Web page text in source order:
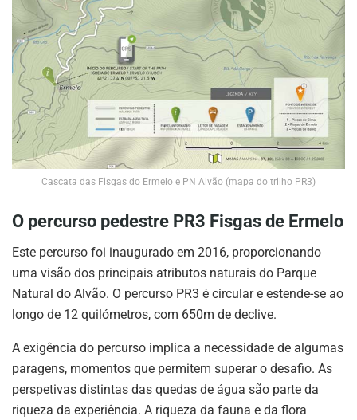
Cascata das Fisgas do Ermelo e PN Alvão (mapa do trilho PR3)
O percurso pedestre PR3 Fisgas de Ermelo
Este percurso foi inaugurado em 2016, proporcionando
uma visão dos principais atributos naturais do Parque
Natural do Alvão. O percurso PR3 é circular e estende-se ao
longo de 12 quilómetros, com 650m de declive.
A exigência do percurso implica a necessidade de algumas
paragens, momentos que permitem superar o desafio. As
perspetivas distintas das quedas de água são parte da
riqueza da experiência. A riqueza da fauna e da flora